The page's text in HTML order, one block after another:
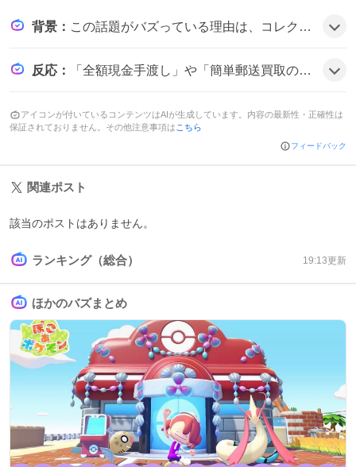
背景 ： この話題がバズっている理由は、コレクター需要の高まりとオンライン取引の拡大に加え、限定カードの価値が上昇していることが背景にあり、各店舗が高額買取をアピールすることで注目が集まっているようだ。
反応 ： 「全額現金手渡し」や「簡単郵送買取の申込みはコチラ」といった投稿が目立ち、「超高額で買取募集中‼」や「残り3️⃣5️⃣口‼️」といったワクワク感も伝わり、みんなが楽しそうにカード購入や買取に参加している様子だ。
アイコンが付いているコンテンツはAIが生成しています。内容の最新性・正確性は
保証されておりません。その他注意事項は こちら
フィードバック
関連ポスト
該当のポストはありません。
ランキング（総合） 19:13更新
ほかのバズまとめ